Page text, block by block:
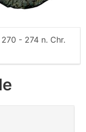
- 274 n. Chr.